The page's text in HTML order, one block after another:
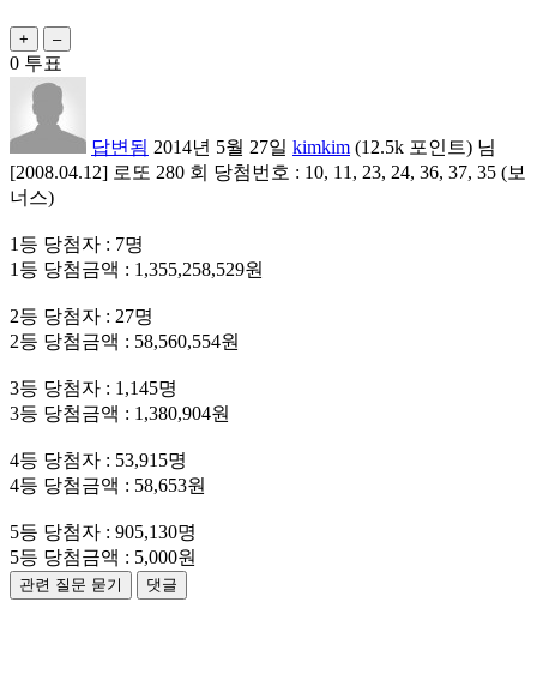
0 투표
답변됨 2014년 5월 27일 kimkim (12.5k 포인트) 님
[2008.04.12] 로또 280 회 당첨번호 : 10, 11, 23, 24, 36, 37, 35 (보
너스)
1등 당첨자 : 7명
1등 당첨금액 : 1,355,258,529원
2등 당첨자 : 27명
2등 당첨금액 : 58,560,554원
3등 당첨자 : 1,145명
3등 당첨금액 : 1,380,904원
4등 당첨자 : 53,915명
4등 당첨금액 : 58,653원
5등 당첨자 : 905,130명
5등 당첨금액 : 5,000원